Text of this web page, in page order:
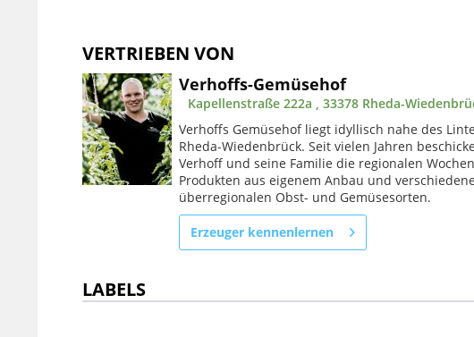
VERTRIEBEN VON
Verhoffs-Gemüsehof
Kapellenstraße 222a , 33378 Rheda-
Verhoffs Gemüsehof liegt idyllisch nahe des
Rheda-Wiedenbrück. Seit vielen Jahren
Verhoff und seine Familie die regionalen
Produkten aus eigenem Anbau und
überregionalen Obst- und Gemüsesorten.
Erzeuger kennenlernen
LABELS